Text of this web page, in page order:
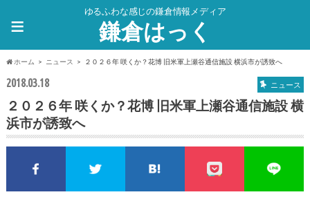
ゆるふわな感じの鎌倉情報メディア
鎌倉はっく
≡
ホーム ニュース ２０２６年 咲くか？花博 旧米軍上瀬谷通信施設 横浜市が誘致へ
2018.03.18 ニュース
２０２６年 咲くか？花博 旧米軍上瀬谷通信施設 横
浜市が誘致へ
FacebookでシェアTwitterでシェアこのエントリーをはて
pocket